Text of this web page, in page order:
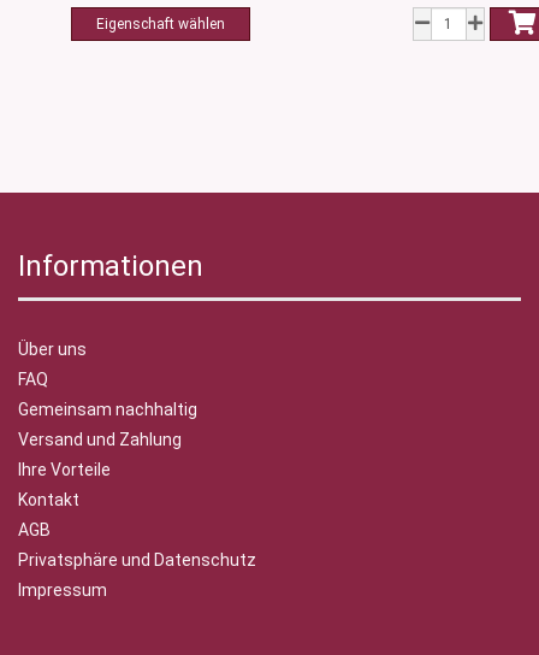
Informationen
Über uns
FAQ
Gemeinsam nachhaltig
Versand und Zahlung
Ihre Vorteile
Kontakt
AGB
Privatsphäre und Datenschutz
Impressum